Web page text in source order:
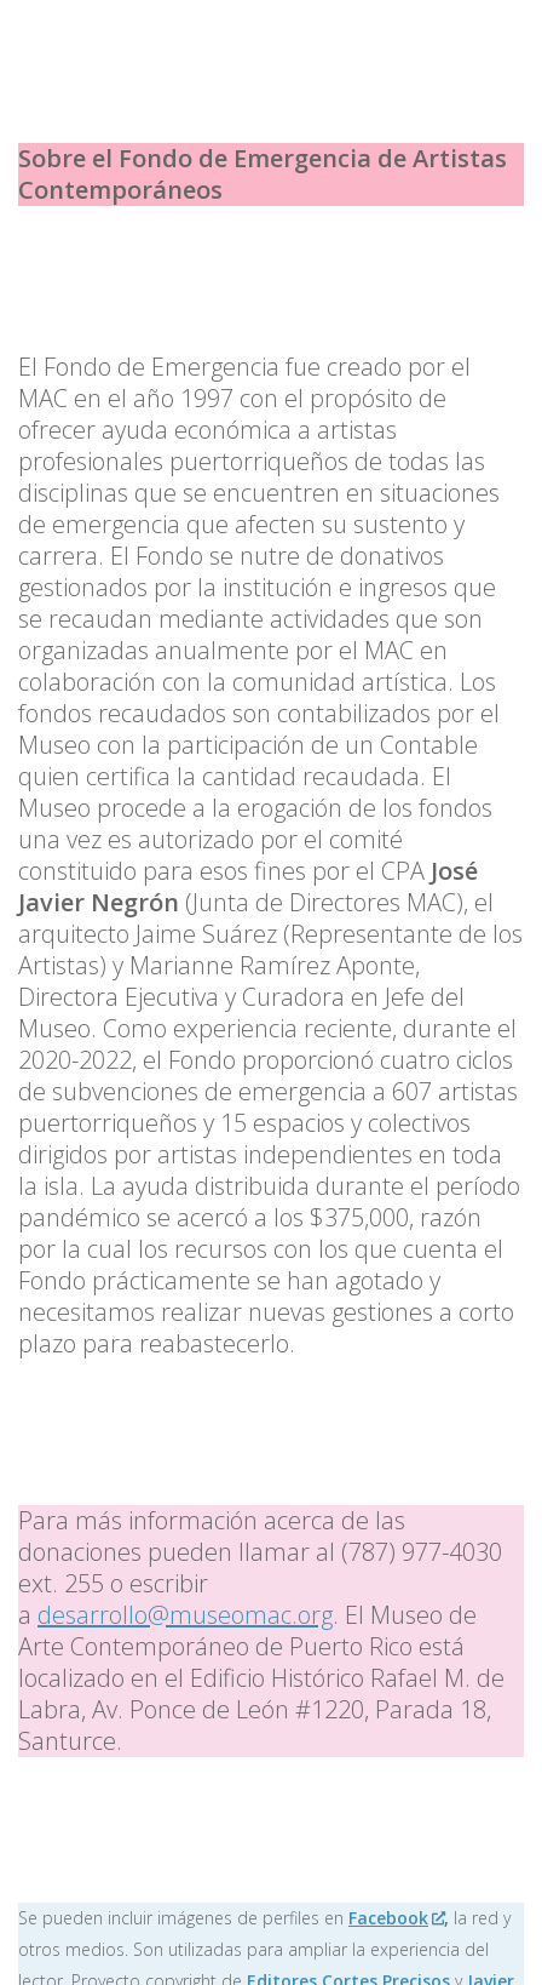
Sobre el Fondo de Emergencia de Artistas
Contemporáneos
El Fondo de Emergencia fue creado por el
MAC en el año 1997 con el propósito de
ofrecer ayuda económica a artistas
profesionales puertorriqueños de todas las
disciplinas que se encuentren en situaciones
de emergencia que afecten su sustento y
carrera. El Fondo se nutre de donativos
gestionados por la institución e ingresos que
se recaudan mediante actividades que son
organizadas anualmente por el MAC en
colaboración con la comunidad artística. Los
fondos recaudados son contabilizados por el
Museo con la participación de un Contable
quien certifica la cantidad recaudada. El
Museo procede a la erogación de los fondos
una vez es autorizado por el comité
constituido para esos fines por el CPA José
Javier Negrón (Junta de Directores MAC), el
arquitecto Jaime Suárez (Representante de los
Artistas) y Marianne Ramírez Aponte,
Directora Ejecutiva y Curadora en Jefe del
Museo. Como experiencia reciente, durante el
2020-2022, el Fondo proporcionó cuatro ciclos
de subvenciones de emergencia a 607 artistas
puertorriqueños y 15 espacios y colectivos
dirigidos por artistas independientes en toda
la isla. La ayuda distribuida durante el período
pandémico se acercó a los $375,000, razón
por la cual los recursos con los que cuenta el
Fondo prácticamente se han agotado y
necesitamos realizar nuevas gestiones a corto
plazo para reabastecerlo.
Para más información acerca de las
donaciones pueden llamar al (787) 977-4030
ext. 255 o escribir
a desarrollo@museomac.org. El Museo de
Arte Contemporáneo de Puerto Rico está
localizado en el Edificio Histórico Rafael M. de
Labra, Av. Ponce de León #1220, Parada 18,
Santurce.
Se pueden incluir imágenes de perfiles en Facebook , la red y
otros medios. Son utilizadas para ampliar la experiencia del